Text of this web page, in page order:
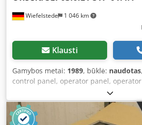
Wiefelstede 1 046 km
Klausti
Gamybos metai: 1989, būklė: naudotas
control panel, operator panel,
display, controller, two-hand control
Scokwsf -Manufacturer: Unseld, two-
from a Dorstener APE80-3050 press
SEP03.0.L1 / Stand STP 01.4.1 -